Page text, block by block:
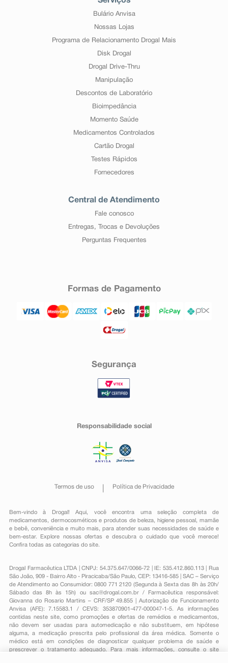
Bulário Anvisa
Nossas Lojas
Programa de Relacionamento Drogal Mais
Disk Drogal
Drogal Drive-Thru
Manipulação
Descontos de Laboratório
Bioimpedância
Momento Saúde
Medicamentos Controlados
Cartão Drogal
Testes Rápidos
Fornecedores
Central de Atendimento
Fale conosco
Entregas, Trocas e Devoluções
Perguntas Frequentes
Formas de Pagamento
Segurança
Responsabilidade social
Termos de uso Política de Privacidade
Bem-vindo à Drogal! Aqui, você encontra uma seleção completa de
medicamentos , dermocosméticos e produtos de beleza, higiene pessoal ,mamãe
e bebê, conveniênciae muito mais, para atender suas necessidades de saúde e
bem-estar. Explore nossas ofertas e descubra o cuidado que você merece!
Confira todas as categorias do site.
Drogal Farmacêutica LTDA | CNPJ: 54.375.647/0066-72 | IE: 535.412.860.113 | Rua
São João, 909 - Bairro Alto - Piracicaba/São Paulo, CEP: 13416-585 | SAC – Serviço
de Atendimento ao Consumidor: 0800 771 2120 (Segunda à Sexta das 8h às 20h/
Sábado das 8h às 15h) ou sac@drogal.com.br/ Farmacêutica responsável:
Giovanna do Rosario Martins – CRF/SP 49.855 | Autorização de Funcionamento
Anvisa (AFE): 7.15583.1 / CEVS: 353870901-477-000047-1-5. As informações
contidas neste site, como promoções e ofertas de remédios e medicamentos,
não devem ser usadas para automedicação e não substituem, em hipótese
alguma, a medicação prescrita pelo profissional da área médica. Somente o
médico está em condições de diagnosticar qualquer problema de saúde e
prescrever o tratamento adequado. Para mais informações, consulte o site